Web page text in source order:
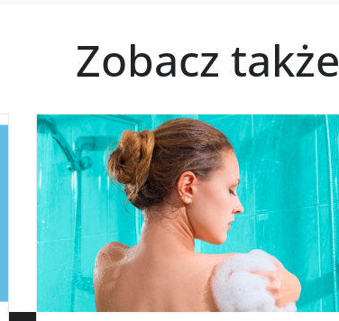
Zobacz także